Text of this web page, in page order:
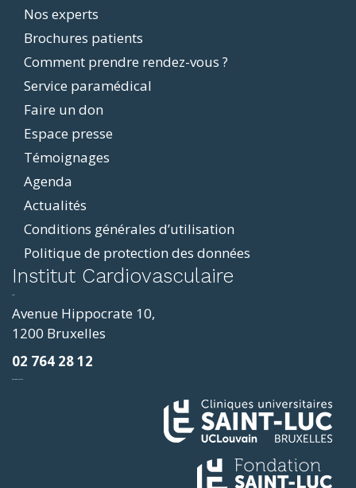
Footer
menu
Nos experts
Brochures patients
Comment prendre rendez-vous ?
Service paramédical
Faire un don
Espace presse
Témoignages
Agenda
Actualités
Conditions générales d’utilisation
Politique de protection des données
Institut Cardiovasculaire
Avenue Hippocrate 10,
1200 Bruxelles
02 764 28 12